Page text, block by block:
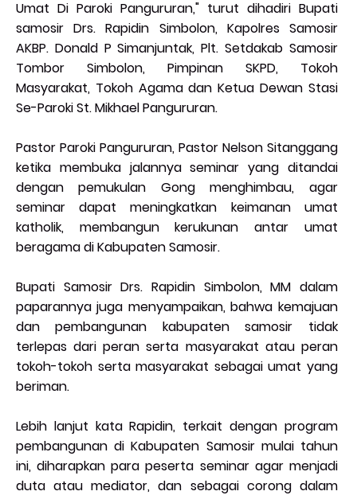
Umat Di Paroki Pangururan," turut dihadiri Bupati
samosir Drs. Rapidin Simbolon, Kapolres Samosir
AKBP. Donald P Simanjuntak, Plt. Setdakab Samosir
Tombor Simbolon, Pimpinan SKPD, Tokoh
Masyarakat, Tokoh Agama dan Ketua Dewan Stasi
Se-Paroki St. Mikhael Pangururan.
Pastor Paroki Pangururan, Pastor Nelson Sitanggang
ketika membuka jalannya seminar yang ditandai
dengan pemukulan Gong menghimbau, agar
seminar dapat meningkatkan keimanan umat
katholik, membangun kerukunan antar umat
beragama di Kabupaten Samosir.
Bupati Samosir Drs. Rapidin Simbolon, MM dalam
paparannya juga menyampaikan, bahwa kemajuan
dan pembangunan kabupaten samosir tidak
terlepas dari peran serta masyarakat atau peran
tokoh-tokoh serta masyarakat sebagai umat yang
beriman.
Lebih lanjut kata Rapidin, terkait dengan program
pembangunan di Kabupaten Samosir mulai tahun
ini, diharapkan para peserta seminar agar menjadi
duta atau mediator, dan sebagai corong dalam